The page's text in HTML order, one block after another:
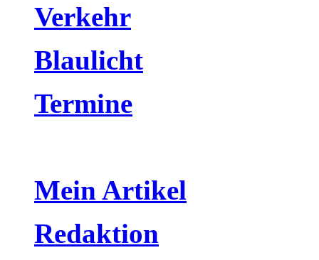
Verkehr
Blaulicht
Termine
Mein Artikel
Redaktion